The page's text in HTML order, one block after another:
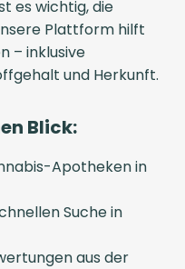
es wichtig, die
Plattform hilft
– inklusive
und Herkunft.
Blick:
Apotheken in
Suche in
aus der